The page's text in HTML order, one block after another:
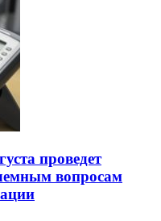
проведет
вопросам